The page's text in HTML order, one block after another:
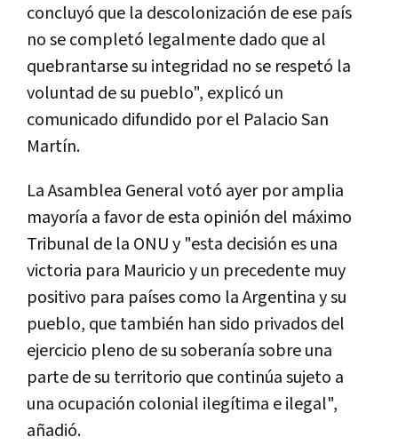
concluyó que la descolonización de ese país
no se completó legalmente dado que al
quebrantarse su integridad no se respetó la
voluntad de su pueblo", explicó un
comunicado difundido por el Palacio San
Martín.
La Asamblea General votó ayer por amplia
mayoría a favor de esta opinión del máximo
Tribunal de la ONU y "esta decisión es una
victoria para Mauricio y un precedente muy
positivo para países como la Argentina y su
pueblo, que también han sido privados del
ejercicio pleno de su soberanía sobre una
parte de su territorio que continúa sujeto a
una ocupación colonial ilegítima e ilegal",
añadió.